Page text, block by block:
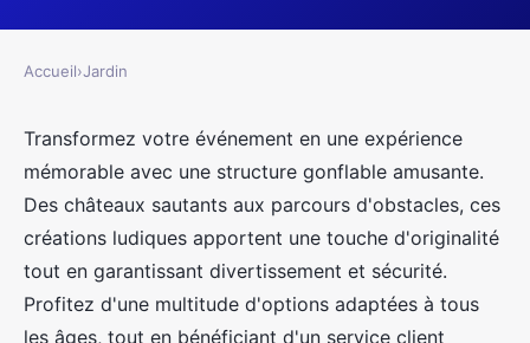
Accueil›Jardin
Transformez votre événement en une expérience
mémorable avec une structure gonflable amusante.
Des châteaux sautants aux parcours d'obstacles, ces
créations ludiques apportent une touche d'originalité
tout en garantissant divertissement et sécurité.
Profitez d'une multitude d'options adaptées à tous
les âges, tout en bénéficiant d'un service client